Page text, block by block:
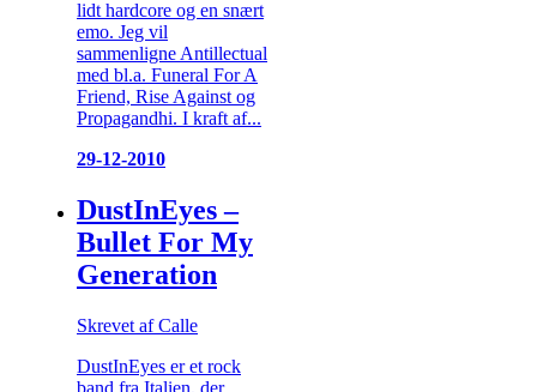
lidt hardcore og en snært
emo. Jeg vil
sammenligne Antillectual
med bl.a. Funeral For A
Friend, Rise Against og
Propagandhi. I kraft af...
29-12-2010
DustInEyes –
Bullet For My
Generation
Skrevet af Calle
DustInEyes er et rock